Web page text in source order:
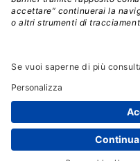
Termini
© 2026 - La Tribuna
Responsabile della
Viale Enrico